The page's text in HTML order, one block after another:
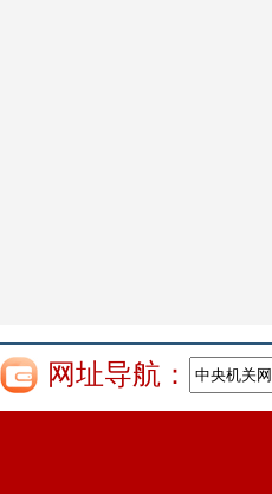
网址导航：